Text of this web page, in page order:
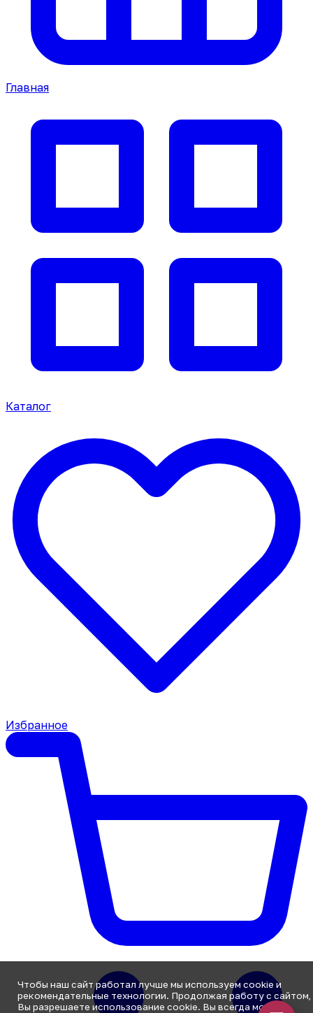
Главная
Каталог
Избранное
Чтобы наш сайт работал лучше мы используем cookie и
рекомендательные технологии. Продолжая работу с сайтом,
Вы разрешаете использование cookie. Вы всегда можете